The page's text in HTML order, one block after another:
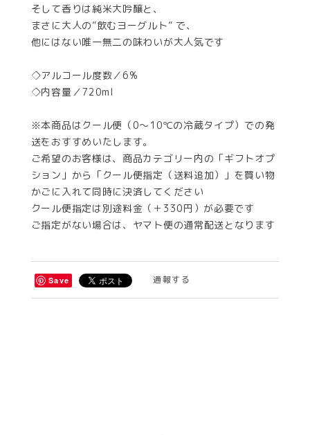
そして香りは純米大吟醸と、
まさに大人の”飲むヨーグルト” で、
他にはない唯一無二の味わいが大人気です
◇アルコール度数／6%
◇内容量／720ml
※本商品はクール便（0〜10℃の冷蔵タイプ）での発
送をおすすめいたします。
ご希望のお客様は、商品カテゴリー内の「ギフトオプ
ション」から「クール便指定（送料追加）」を買い物
かごに入れて同時に決済してください
クール便指定は別途料金（＋330円）が必要です
ご指定がない場合は、ヤマト便の通常配送となります
Save 通報する